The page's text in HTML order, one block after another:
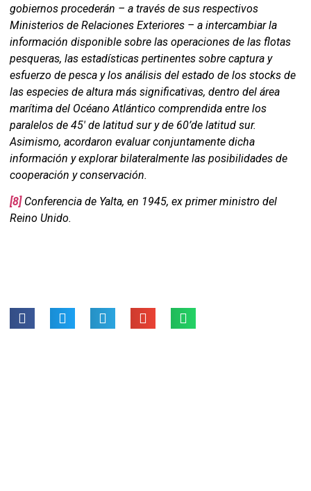
gobiernos procederán – a través de sus respectivos
Ministerios de Relaciones Exteriores – a intercambiar la
información disponible sobre las operaciones de las flotas
pesqueras, las estadísticas pertinentes sobre captura y
esfuerzo de pesca y los análisis del estado de los stocks de
las especies de altura más significativas, dentro del área
marítima del Océano Atlántico comprendida entre los
paralelos de 45′ de latitud sur y de 60’de latitud sur.
Asimismo, acordaron evaluar conjuntamente dicha
información y explorar bilateralmente las posibilidades de
cooperación y conservación.
[8]Conferencia de Yalta, en 1945, ex primer ministro del
Reino Unido.